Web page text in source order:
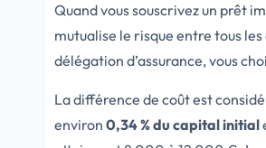
Quand vous souscrivez un prêt
mutualise le risque entre tous
délégation d’assurance, vous
La différence de coût est
environ 0,34 % du capital initial